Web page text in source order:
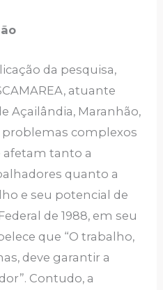
da pesquisa,
atuante
Açailândia, Maranhão,
complexos
afetam tanto a
quanto a
e seu potencial de
de 1988, em seu
que “O trabalho,
deve garantir a
Contudo, a